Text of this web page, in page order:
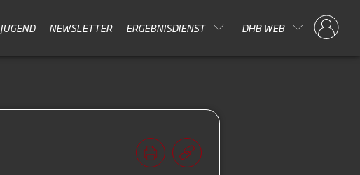
JUGEND NEWSLETTER ERGEBNISDIENST DHB WEB